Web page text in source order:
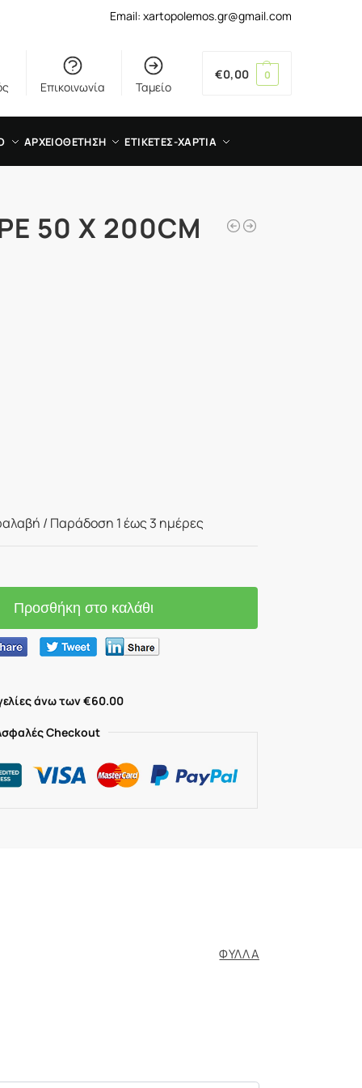
Email: xartopolemos.gr@gmail.com
Επικοινωνία Ταμείο
€0,00 0
ΑΡΧΕΙΟΘΕΤΗΣΗ ΕΤΙΚΕΤΕΣ-ΧΑΡΤΙΑ
50 Χ 200CM
/ Παράδoση 1 έως 3 ημέρες
Προσθήκη στο καλάθι
άνω των €60.00
Checkout
ΦΥΛΛΑ